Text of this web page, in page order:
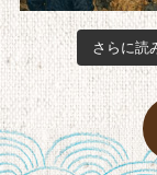
さらに読